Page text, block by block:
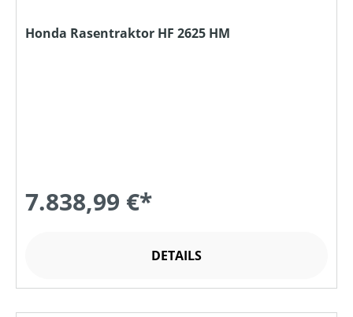
Honda Rasentraktor HF 2625 HM
7.838,99 €*
DETAILS